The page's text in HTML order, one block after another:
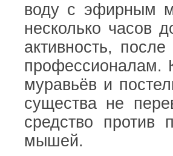
воду с эфирным
несколько часов
активность,
профессионалам.
муравьёв и
существа не
средство
мышей.